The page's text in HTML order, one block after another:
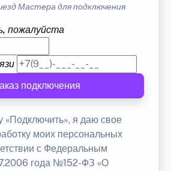
Мастера для подключения
пожалуйста
подключения
«Подключить», я даю свое
моих персональных
с Федеральным
года №152-ФЗ «О